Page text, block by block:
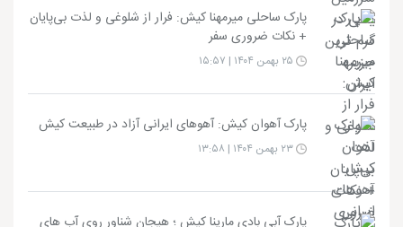
پارک ساحلی میرمهنا کیش: فرار از شلوغی و لذت بی‌پایان
+ نکات ضروری سفر
پارک آهوان کیش: آهوهای ایرانی آزاد در طبیعت کیش